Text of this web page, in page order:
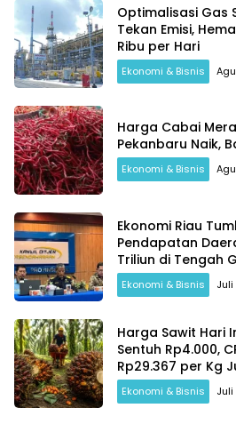
Optimalisasi Gas
Tekan Emisi,
Ribu per Hari
Ekonomi & Bisnis
Harga Cabai
Pekanbaru Naik,
Ekonomi & Bisnis
Ekonomi Riau
Pendapatan
Triliun di Tengah
Ekonomi & Bisnis Juli
Harga Sawit Hari
Sentuh Rp4.000,
Ekonomi & Bisnis